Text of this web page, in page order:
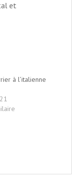
et
à l’italienne